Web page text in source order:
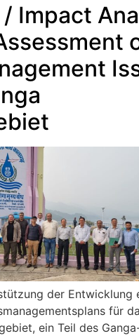
/ Impact
der Entwicklung
für
ein Teil des